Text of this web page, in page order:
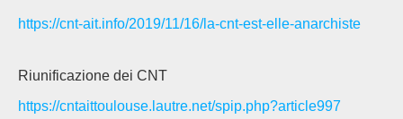
https://cnt-ait.info/2019/11/16/la-cnt-est-elle-anarchiste
Riunificazione dei CNT
https://cntaittoulouse.lautre.net/spip.php?article997